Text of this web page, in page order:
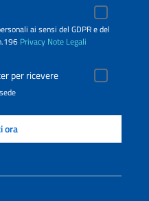
ai sensi del GDPR e del
Privacy Note Legali
per ricevere